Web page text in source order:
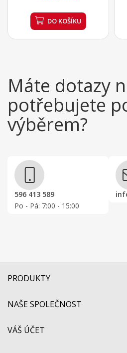
DO KOŠÍKU
Máte dotazy
potřebujete
výběrem?
596 413 589
Po - Pá: 7:00 - 15:00
PRODUKTY
NAŠE SPOLEČNOST
VÁŠ ÚČET